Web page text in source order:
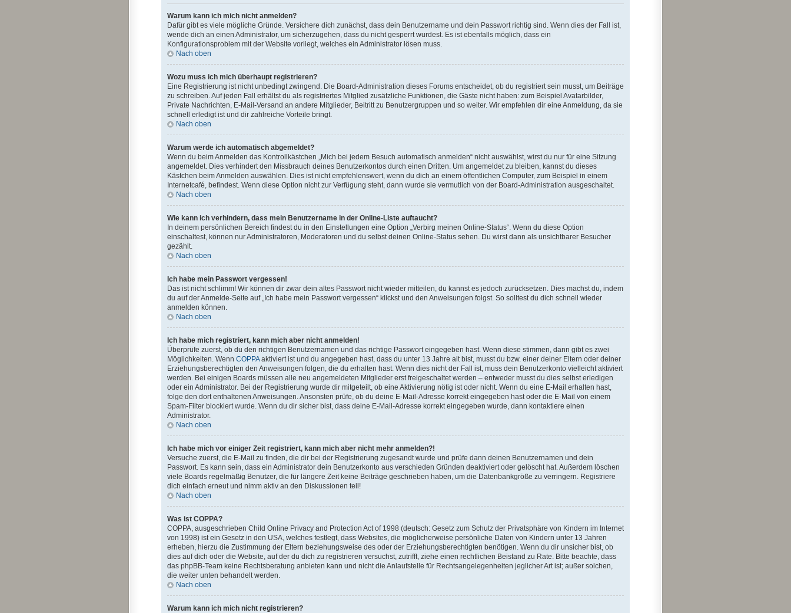
Warum kann ich mich nicht anmelden?
Dafür gibt es viele mögliche Gründe. Versichere dich zunächst, dass dein Benutzername und dein Passwort richtig sind. Wenn dies der Fall ist,
wende dich an einen Administrator, um sicherzugehen, dass du nicht gesperrt wurdest. Es ist ebenfalls möglich, dass ein
Konfigurationsproblem mit der Website vorliegt, welches ein Administrator lösen muss.
Nach oben
Wozu muss ich mich überhaupt registrieren?
Eine Registrierung ist nicht unbedingt zwingend. Die Board-Administration dieses Forums entscheidet, ob du registriert sein musst, um Beiträge
zu schreiben. Auf jeden Fall erhältst du als registriertes Mitglied zusätzliche Funktionen, die Gäste nicht haben: zum Beispiel Avatarbilder,
Private Nachrichten, E-Mail-Versand an andere Mitglieder, Beitritt zu Benutzergruppen und so weiter. Wir empfehlen dir eine Anmeldung, da sie
schnell erledigt ist und dir zahlreiche Vorteile bringt.
Nach oben
Warum werde ich automatisch abgemeldet?
Wenn du beim Anmelden das Kontrollkästchen „Mich bei jedem Besuch automatisch anmelden“ nicht auswählst, wirst du nur für eine Sitzung
angemeldet. Dies verhindert den Missbrauch deines Benutzerkontos durch einen Dritten. Um angemeldet zu bleiben, kannst du dieses
Kästchen beim Anmelden auswählen. Dies ist nicht empfehlenswert, wenn du dich an einem öffentlichen Computer, zum Beispiel in einem
Internetcafé, befindest. Wenn diese Option nicht zur Verfügung steht, dann wurde sie vermutlich von der Board-Administration ausgeschaltet.
Nach oben
Wie kann ich verhindern, dass mein Benutzername in der Online-Liste auftaucht?
In deinem persönlichen Bereich findest du in den Einstellungen eine Option „Verbirg meinen Online-Status“. Wenn du diese Option
einschaltest, können nur Administratoren, Moderatoren und du selbst deinen Online-Status sehen. Du wirst dann als unsichtbarer Besucher
gezählt.
Nach oben
Ich habe mein Passwort vergessen!
Das ist nicht schlimm! Wir können dir zwar dein altes Passwort nicht wieder mitteilen, du kannst es jedoch zurücksetzen. Dies machst du, indem
du auf der Anmelde-Seite auf „Ich habe mein Passwort vergessen“ klickst und den Anweisungen folgst. So solltest du dich schnell wieder
anmelden können.
Nach oben
Ich habe mich registriert, kann mich aber nicht anmelden!
Überprüfe zuerst, ob du den richtigen Benutzernamen und das richtige Passwort eingegeben hast. Wenn diese stimmen, dann gibt es zwei
Möglichkeiten. Wenn COPPAaktiviert ist und du angegeben hast, dass du unter 13 Jahre alt bist, musst du bzw. einer deiner Eltern oder deiner
Erziehungsberechtigten den Anweisungen folgen, die du erhalten hast. Wenn dies nicht der Fall ist, muss dein Benutzerkonto vielleicht aktiviert
werden. Bei einigen Boards müssen alle neu angemeldeten Mitglieder erst freigeschaltet werden – entweder musst du dies selbst erledigen
oder ein Administrator. Bei der Registrierung wurde dir mitgeteilt, ob eine Aktivierung nötig ist oder nicht. Wenn du eine E-Mail erhalten hast,
folge den dort enthaltenen Anweisungen. Ansonsten prüfe, ob du deine E-Mail-Adresse korrekt eingegeben hast oder die E-Mail von einem
Spam-Filter blockiert wurde. Wenn du dir sicher bist, dass deine E-Mail-Adresse korrekt eingegeben wurde, dann kontaktiere einen
Administrator.
Nach oben
Ich habe mich vor einiger Zeit registriert, kann mich aber nicht mehr anmelden?!
Versuche zuerst, die E-Mail zu finden, die dir bei der Registrierung zugesandt wurde und prüfe dann deinen Benutzernamen und dein
Passwort. Es kann sein, dass ein Administrator dein Benutzerkonto aus verschieden Gründen deaktiviert oder gelöscht hat. Außerdem löschen
viele Boards regelmäßig Benutzer, die für längere Zeit keine Beiträge geschrieben haben, um die Datenbankgröße zu verringern. Registriere
dich einfach erneut und nimm aktiv an den Diskussionen teil!
Nach oben
Was ist COPPA?
COPPA, ausgeschrieben Child Online Privacy and Protection Act of 1998 (deutsch: Gesetz zum Schutz der Privatsphäre von Kindern im Internet
von 1998) ist ein Gesetz in den USA, welches festlegt, dass Websites, die möglicherweise persönliche Daten von Kindern unter 13 Jahren
erheben, hierzu die Zustimmung der Eltern beziehungsweise des oder der Erziehungsberechtigten benötigen. Wenn du dir unsicher bist, ob
dies auf dich oder die Website, auf der du dich zu registrieren versuchst, zutrifft, ziehe einen rechtlichen Beistand zu Rate. Bitte beachte, dass
das phpBB-Team keine Rechtsberatung anbieten kann und nicht die Anlaufstelle für Rechtsangelegenheiten jeglicher Art ist; außer solchen,
die weiter unten behandelt werden.
Nach oben
Warum kann ich mich nicht registrieren?